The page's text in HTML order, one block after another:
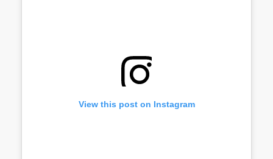
View this post on Instagram